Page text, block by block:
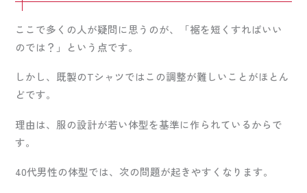
ここで多くの人が疑問に思うのが、「裾を短くすればいい
のでは？」という点です。
しかし、既製のTシャツではこの調整が難しいことがほとん
どです。
理由は、服の設計が若い体型を基準に作られているからで
す。
40代男性の体型では、次の問題が起きやすくなります。